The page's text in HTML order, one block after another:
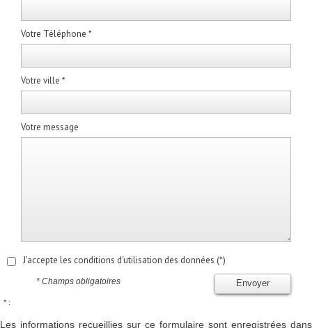
Votre Téléphone *
Votre ville *
Votre message
J'accepte les conditions d'utilisation des données (*)
Envoyer
* Champs obligatoires
* :
Les informations recueillies sur ce formulaire sont enregistrées dans